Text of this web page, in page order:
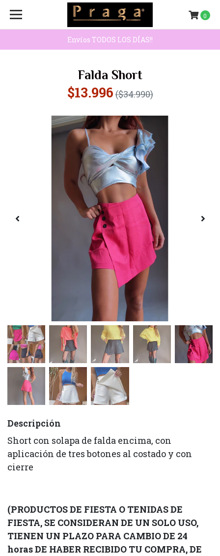
Envíos TODOS LOS DÍAS!!
0
Falda Short
$13.996($34.990)
Descripción
Short con solapa de falda encima, con
aplicación de tres botones al costado y con
cierre
(PRODUCTOS DE FIESTA O TENIDAS DE
FIESTA, SE CONSIDERAN DE UN SOLO USO,
TIENEN UN PLAZO PARA CAMBIO DE 24
horas DE HABER RECIBIDO TU COMPRA, DE